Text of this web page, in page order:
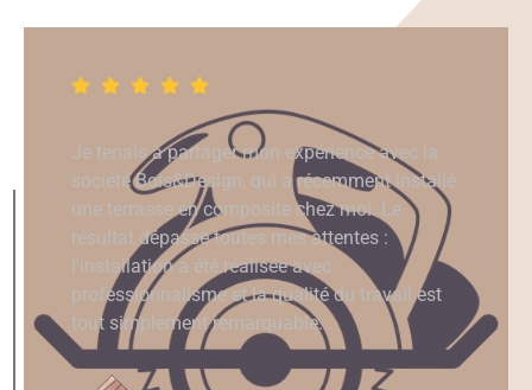
Que dire de cette entreprise? ça été un vrai
bonheur d'avoir fait appel à Raphaël,Jérémy et
le petit apprentis.Le travail est dès plus sérieux
et je n'ai vraiment rien à redire à part de faire
appel à eux sans aucune hésitations. Les
photos de leurs travail viendront par la suite
dès que le beau temps sera au rendez-vous.